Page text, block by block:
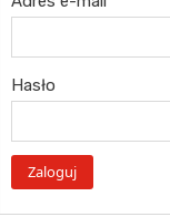
Hasło